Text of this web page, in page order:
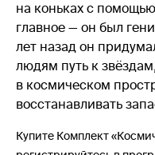
на коньках с
главное — он был
лет назад он
людям путь к
в космическом
восстанавливать
Купите Комплект